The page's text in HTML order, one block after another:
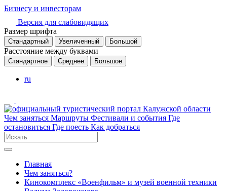
Бизнесу и инвесторам
Версия для слабовидящих
Размер шрифта
Стандартный Увеличенный Большой
Расстояние между буквами
Стандартное Среднее Большое
ru
Чем заняться Маршруты Фестивали и события Где
остановиться Где поесть Как добраться
Главная
Чем заняться?
Кинокомплекс «Военфильм» и музей военной техники